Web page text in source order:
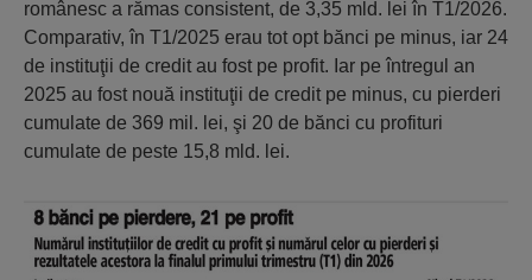
românesc a rămas consistent, de 3,35 mld. lei în T1/2026.
Comparativ, în T1/2025 erau tot opt bănci pe minus, iar 24
de instituţii de credit au fost pe profit. Iar pe întregul an
2025 au fost nouă instituţii de credit pe minus, cu pierderi
cumulate de 369 mil. lei, şi 20 de bănci cu profituri
cumulate de peste 15,8 mld. lei.